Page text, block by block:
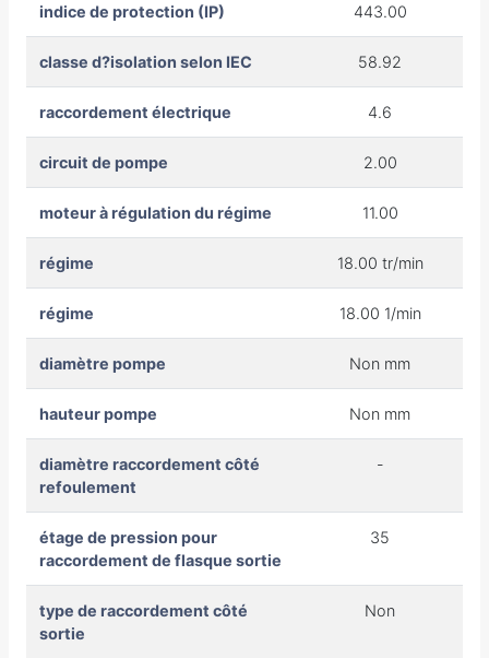
indice de protection (IP) 443.00
classe d?isolation selon IEC 58.92
raccordement électrique 4.6
circuit de pompe 2.00
moteur à régulation du régime 11.00
régime 18.00 tr/min
régime 18.00 1/min
diamètre pompe Non mm
hauteur pompe Non mm
diamètre raccordement côté
refoulement
-
étage de pression pour
raccordement de flasque sortie
35
type de raccordement côté
sortie
Non